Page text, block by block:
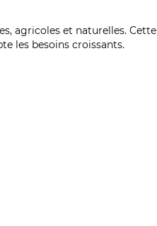
agricoles et naturelles. Cette
les besoins croissants.